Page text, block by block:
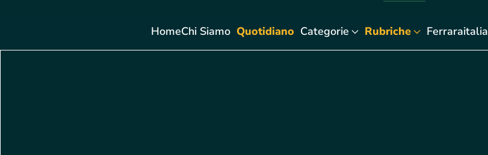
HomeChi Siamo Quotidiano Categorie Rubriche Ferraraitalia